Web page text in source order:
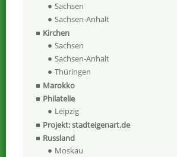
Sachsen
Sachsen-Anhalt
Kirchen
Sachsen
Sachsen-Anhalt
Thüringen
Marokko
Philatelie
Leipzig
Projekt: stadteigenart.de
Russland
Moskau